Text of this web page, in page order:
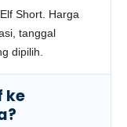
Short. Harga
tanggal
dipilih.
ke